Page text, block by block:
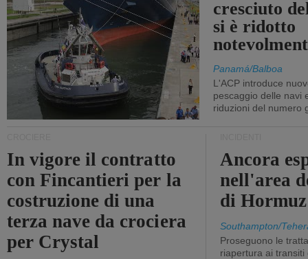
cresciuto
si è ridotto
Panamá/Balboa
L'ACP introduce
pescaggio delle navi
riduzioni del numero
In vigore il contratto
con Fincantieri per la
costruzione di una
terza nave da crociera
per Crystal
Ancora
nell'area
di Hormuz
Southampton/
Proseguono le
riapertura ai